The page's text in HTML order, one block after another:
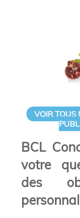
VOIR TOUS
BCL
votre
des